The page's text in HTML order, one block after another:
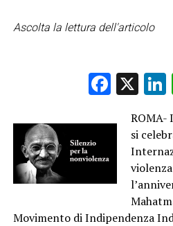
Ascolta la lettura dell'articolo
X
ROMA-
si
Movimento di Indipendenza